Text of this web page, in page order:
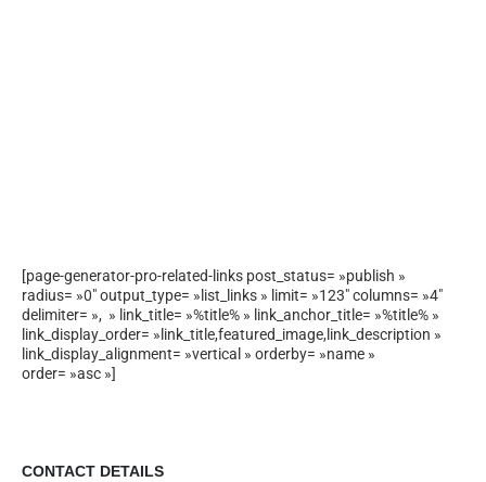
[page-generator-pro-related-links post_status= »publish »
radius= »0″ output_type= »list_links » limit= »123″ columns= »4″
delimiter= », » link_title= »%title% » link_anchor_title= »%title% »
link_display_order= »link_title,featured_image,link_description »
link_display_alignment= »vertical » orderby= »name »
order= »asc »]
CONTACT DETAILS